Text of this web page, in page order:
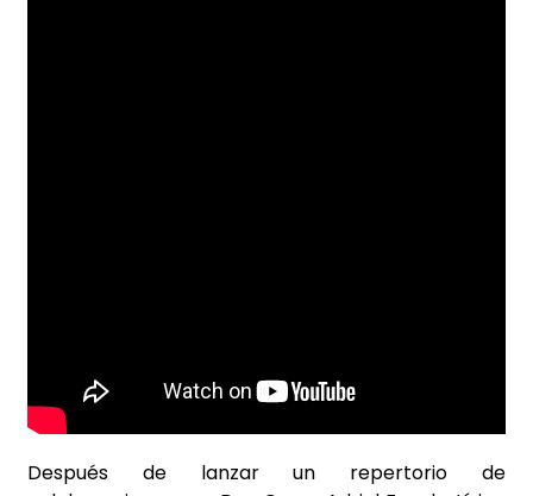
Después de lanzar un repertorio de